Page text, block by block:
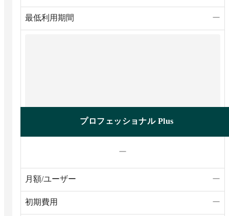
最低利用期間 ー
プロフェッショナル Plus
ー
月額/ユーザー ー
初期費用 ー